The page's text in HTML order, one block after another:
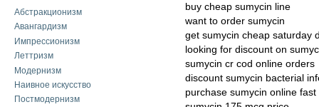
Абстракционизм
Авангардизм
Импрессионизм
Леттризм
Модернизм
Наивное искусство
Постмодернизм
buy cheap sumycin line
want to order sumycin
get sumycin cheap saturday
looking for discount on
sumycin cr cod online orders
discount sumycin bacterial
purchase sumycin online fast